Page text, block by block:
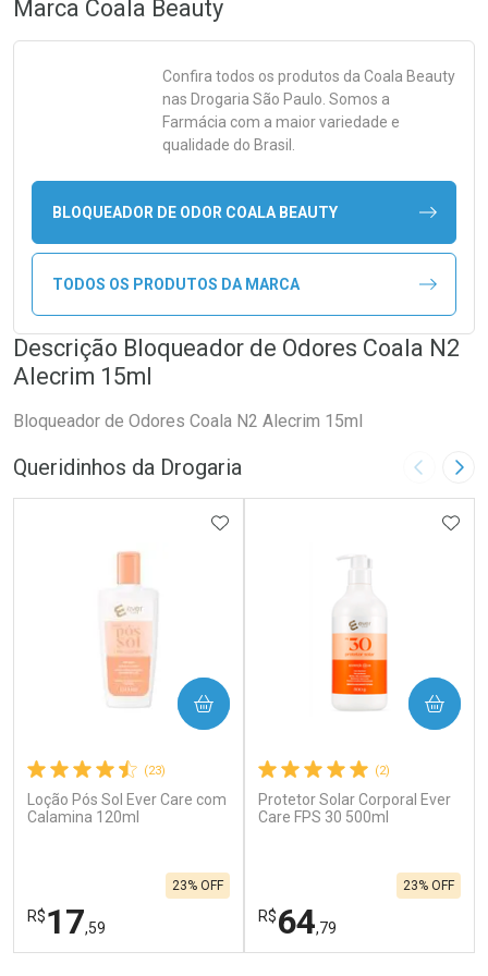
Marca Coala Beauty
Confira todos os produtos da Coala Beauty
nas Drogaria São Paulo. Somos a
Farmácia com a maior variedade e
qualidade do Brasil.
BLOQUEADOR DE ODOR COALA BEAUTY
TODOS OS PRODUTOS DA MARCA
Descrição Bloqueador de Odores Coala N2
Alecrim 15ml
Bloqueador de Odores Coala N2 Alecrim 15ml
Queridinhos da Drogaria Imagem
(23)
Loção Pós Sol Ever Care com
Calamina 120ml
R$17,59
23% OFF
ADICIONAR AOS FAVORITOS
COMPRAR
(2)
Protetor Solar Corporal Ever
Care FPS 30 500ml
R$64,79
23% OFF
COMPRAR